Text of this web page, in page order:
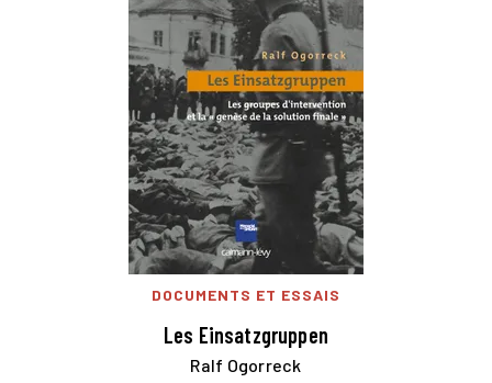
DOCUMENTS ET ESSAIS
Les Einsatzgruppen
Ralf Ogorreck